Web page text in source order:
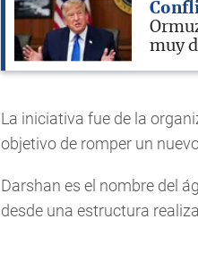
muy
La iniciativa fue de la
objetivo de romper un
Darshan es el nombre del
desde una estructura